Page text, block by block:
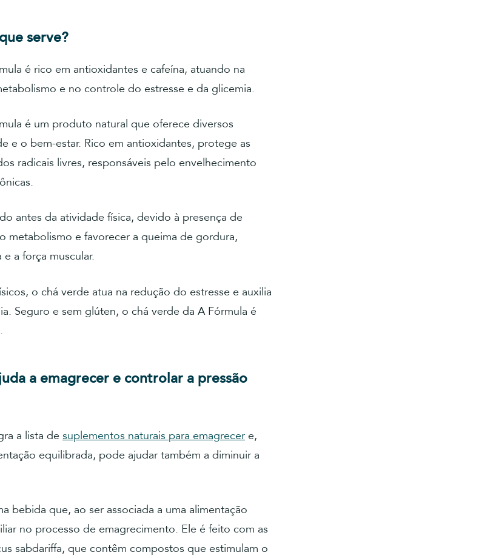
serve?
é rico em antioxidantes e cafeína, atuando na
e no controle do estresse e da glicemia.
é um produto natural que oferece diversos
e o bem-estar. Rico em antioxidantes, protege as
radicais livres, responsáveis pelo envelhecimento
antes da atividade física, devido à presença de
metabolismo e favorecer a queima de gordura,
e a força muscular.
o chá verde atua na redução do estresse e auxilia
Seguro e sem glúten, o chá verde da A Fórmula é
a emagrecer e controlar a pressão
a lista de suplementos naturais para emagrecer e,
equilibrada, pode ajudar também a diminuir a
bebida que, ao ser associada a uma alimentação
no processo de emagrecimento. Ele é feito com as
sabdariffa, que contêm compostos que estimulam o